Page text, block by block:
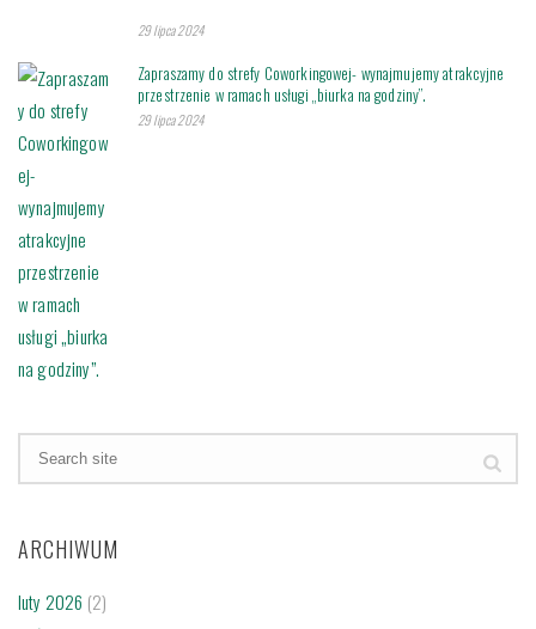
29 lipca 2024
Zapraszamy do strefy Coworkingowej- wynajmujemy atrakcyjne
przestrzenie w ramach usługi „biurka na godziny”.
29 lipca 2024
ARCHIWUM
luty 2026 (2)